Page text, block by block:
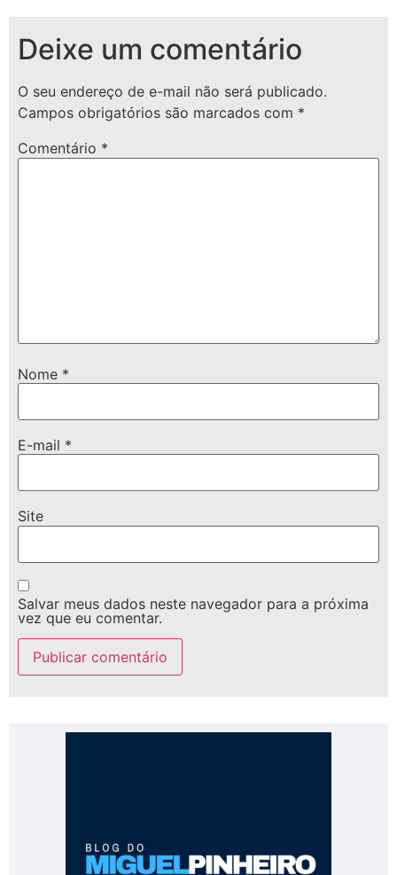
Deixe um comentário
O seu endereço de e-mail não será publicado.
Campos obrigatórios são marcados com *
Comentário *
Nome *
E-mail *
Site
Salvar meus dados neste navegador para a próxima
vez que eu comentar.